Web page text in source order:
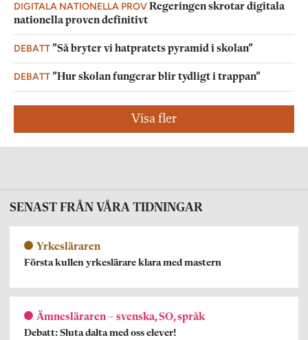
DIGITALA NATIONELLA PROVRegeringen skrotar digitala
nationella proven definitivt
DEBATT”Så bryter vi hatpratets pyramid i skolan”
DEBATT”Hur skolan fungerar blir tydligt i trappan”
Visa fler
SENAST FRÅN VÅRA TIDNINGAR
Yrkesläraren
Första kullen yrkeslärare klara med mastern
Ämnesläraren – svenska, SO, språk
Debatt: Sluta dalta med oss elever!